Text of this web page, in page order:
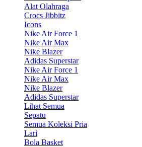
Alat Olahraga
Crocs Jibbitz
Icons
Nike Air Force 1
Nike Air Max
Nike Blazer
Adidas Superstar
Nike Air Force 1
Nike Air Max
Nike Blazer
Adidas Superstar
Lihat Semua
Sepatu
Semua Koleksi Pria
Lari
Bola Basket